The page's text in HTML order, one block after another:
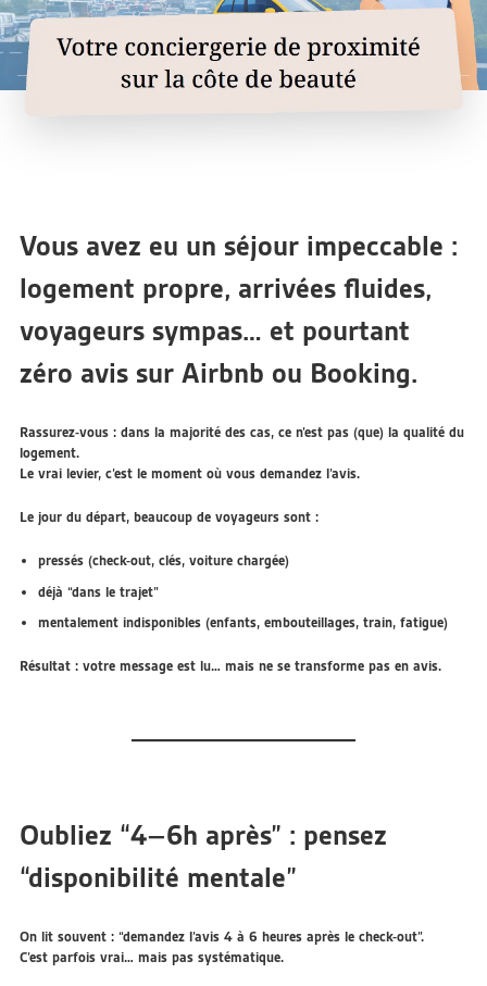
Vous avez eu un séjour impeccable :
logement propre, arrivées fluides,
voyageurs sympas… et pourtant
zéro avissur Airbnb ou Booking.
Rassurez-vous : dans la majorité des cas, ce n’est pas (que) la qualité du
logement.
Le vrai levier, c’est le moment où vous demandez l’avis.
Le jour du départ, beaucoup de voyageurs sont :
pressés (check-out, clés, voiture chargée)
déjà “dans le trajet”
mentalement indisponibles (enfants, embouteillages, train, fatigue)
Résultat : votre message est lu… mais ne se transforme pas en avis.
Oubliez “4–6h après” : pensez
“disponibilité mentale”
On lit souvent : “demandez l’avis 4 à 6 heures après le check-out”.
C’est parfois vrai… mais pas systématique.